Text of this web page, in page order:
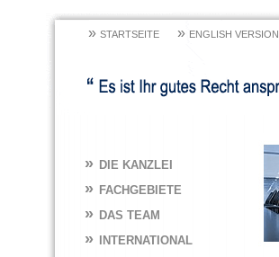
» STARTSEITE » ENGLISH VERSION
» DIE KANZLEI
» FACHGEBIETE
» DAS TEAM
» INTERNATIONAL